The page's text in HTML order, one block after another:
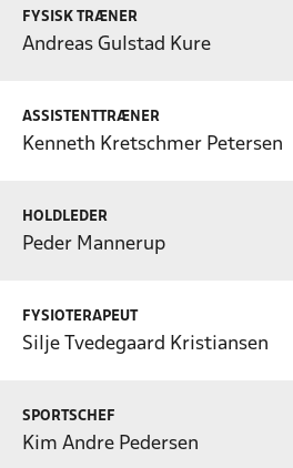
FYSISK TRÆNER
Andreas Gulstad Kure
ASSISTENTTRÆNER
Kenneth Kretschmer Petersen
HOLDLEDER
Peder Mannerup
FYSIOTERAPEUT
Silje Tvedegaard Kristiansen
SPORTSCHEF
Kim Andre Pedersen